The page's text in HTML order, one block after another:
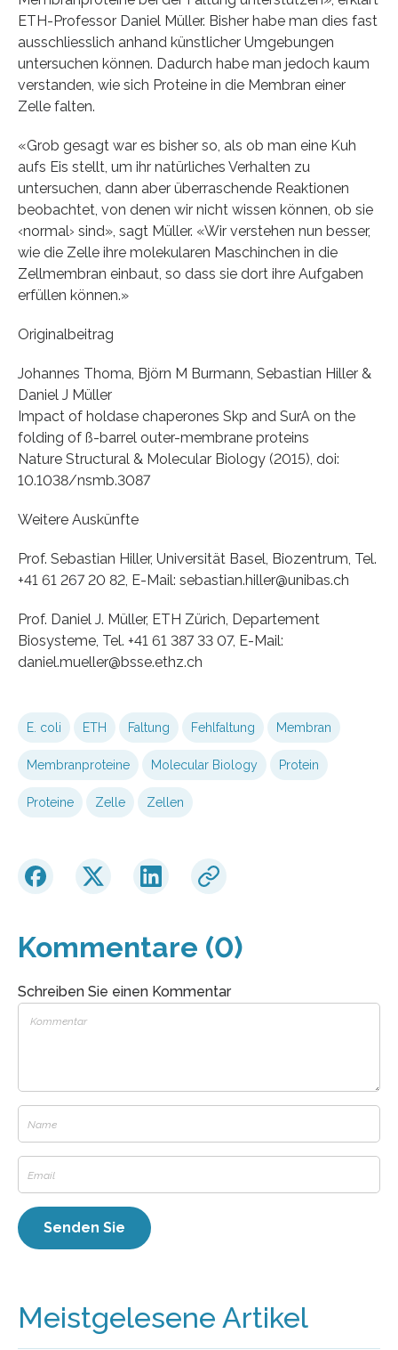
ETH-Professor Daniel Müller. Bisher habe man dies fast
ausschliesslich anhand künstlicher Umgebungen
untersuchen können. Dadurch habe man jedoch kaum
verstanden, wie sich Proteine in die Membran einer
Zelle falten.
«Grob gesagt war es bisher so, als ob man eine Kuh
aufs Eis stellt, um ihr natürliches Verhalten zu
untersuchen, dann aber überraschende Reaktionen
beobachtet, von denen wir nicht wissen können, ob sie
‹normal› sind», sagt Müller. «Wir verstehen nun besser,
wie die Zelle ihre molekularen Maschinchen in die
Zellmembran einbaut, so dass sie dort ihre Aufgaben
erfüllen können.»
Originalbeitrag
Johannes Thoma, Björn M Burmann, Sebastian Hiller &
Daniel J Müller
Impact of holdase chaperones Skp and SurA on the
folding of ß-barrel outer-membrane proteins
Nature Structural & Molecular Biology (2015), doi:
10.1038/nsmb.3087
Weitere Auskünfte
Prof. Sebastian Hiller, Universität Basel, Biozentrum, Tel.
+41 61 267 20 82, E-Mail: sebastian.hiller@unibas.ch
Prof. Daniel J. Müller, ETH Zürich, Departement
Biosysteme, Tel. +41 61 387 33 07, E-Mail:
daniel.mueller@bsse.ethz.ch
E. coli ETH Faltung Fehlfaltung Membran
Membranproteine Molecular Biology Protein
Proteine Zelle Zellen
Kommentare (0)
Schreiben Sie einen Kommentar
Meistgelesene Artikel